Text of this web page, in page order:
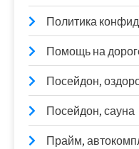
Политика
Помощь на
Посейдон,
Посейдон, сауна
Прайм,